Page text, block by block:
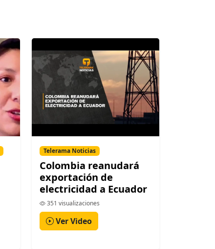
Telerama Noticias
Colombia reanudará
exportación de
electricidad a Ecuador
351 visualizaciones
Ver Video